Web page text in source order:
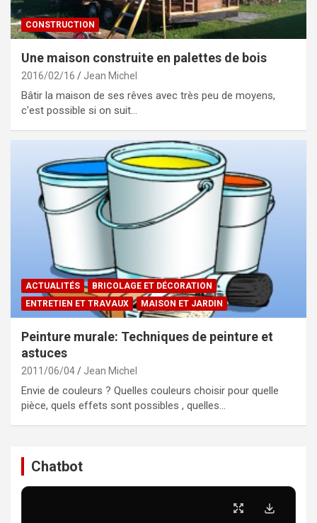
CONSTRUCTION
Une maison construite en palettes de bois
2016/02/16 Jean Michel
Bâtir la maison de ses rêves avec très peu de moyens,
c'est possible si on suit…
ACTUALITÉS
BRICOLAGE ET DÉCORATION
ENTRETIEN ET TRAVAUX
MAISON ET JARDIN
Peinture murale: Techniques de peinture et
astuces
2011/06/04 Jean Michel
Envie de couleurs ? Quelles couleurs choisir pour quelle
pièce, quels effets sont possibles , quelles…
Chatbot